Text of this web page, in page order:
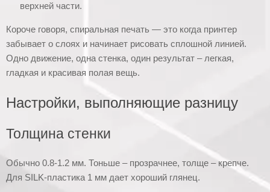
верхней части.
Короче говоря, спиральная печать — это когда принтер
забывает о слоях и начинает рисовать сплошной линией.
Одно движение, одна стенка, один результат – легкая,
гладкая и красивая полая вещь.
Настройки, выполняющие разницу
Толщина стенки
Обычно 0.8-1.2 мм. Тоньше – прозрачнее, толще – крепче.
Для SILK-пластика 1 мм дает хороший глянец.